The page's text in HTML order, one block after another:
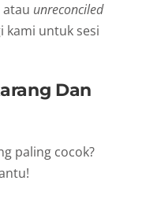
unreconciled
kami untuk sesi
Dan
paling cocok?